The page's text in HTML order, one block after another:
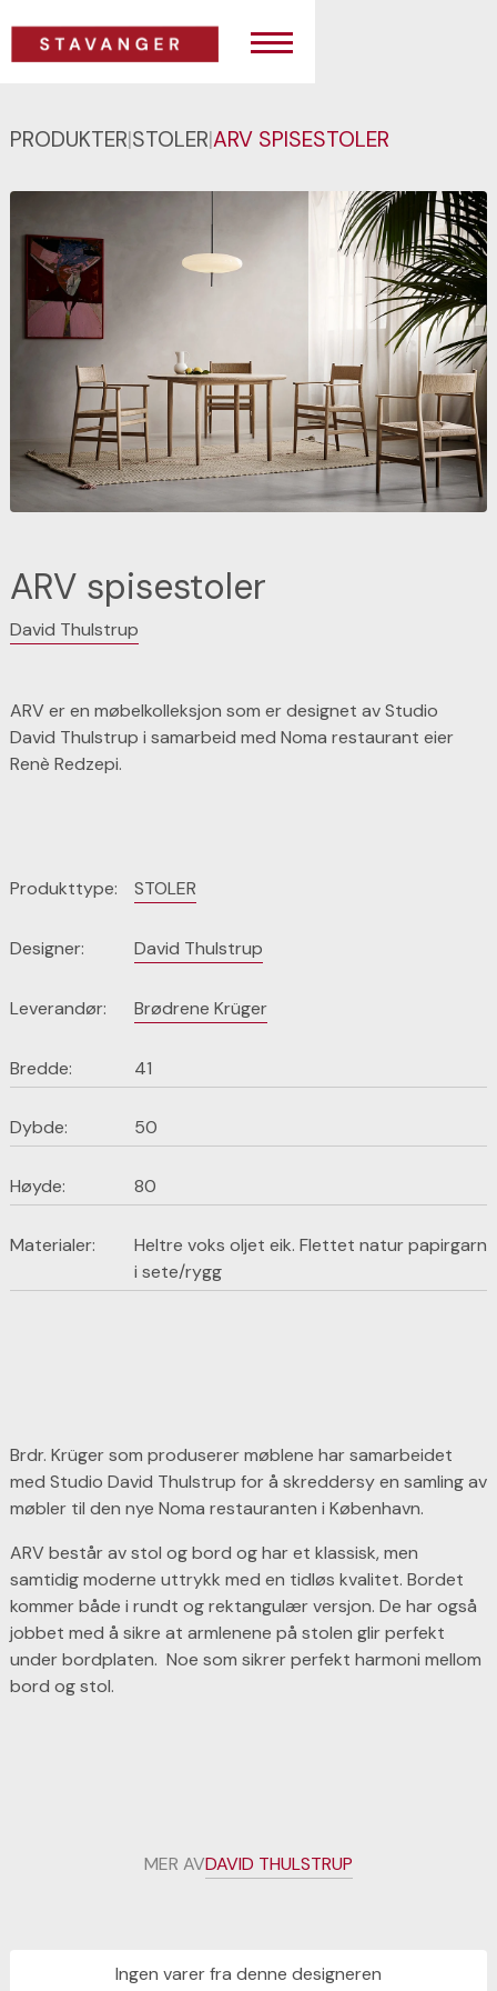
PRODUKTER|STOLER|ARV SPISESTOLER
ARV spisestoler
David Thulstrup
ARV er en møbelkolleksjon som er designet av Studio
David Thulstrup i samarbeid med Noma restaurant eier
Renè Redzepi.
Produkttype: STOLER
Designer: David Thulstrup
Leverandør: Brødrene Krüger
Bredde: 41
Dybde: 50
Høyde: 80
Materialer:
Heltre voks oljet eik. Flettet natur papirgarn
i sete/rygg
Brdr. Krüger som produserer møblene har samarbeidet
med Studio David Thulstrup for å skreddersy en samling av
møbler til den nye Noma restauranten i København.
ARV består av stol og bord og har et klassisk, men
samtidig moderne uttrykk med en tidløs kvalitet. Bordet
kommer både i rundt og rektangulær versjon. De har også
jobbet med å sikre at armlenene på stolen glir perfekt
under bordplaten. Noe som sikrer perfekt harmoni mellom
bord og stol.
MER AVDAVID THULSTRUP
Ingen varer fra denne designeren